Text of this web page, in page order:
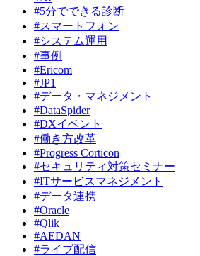
#5分でできる診断
#スマートフォン
#システム運用
#事例
#Ericom
#JP1
#データ・マネジメント
#DataSpider
#DXイベント
#働き方改革
#Progress Corticon
#セキュリティ対策セミナー
#ITサービスマネジメント
#データ連携
#Oracle
#Qlik
#AEDAN
#ライブ配信